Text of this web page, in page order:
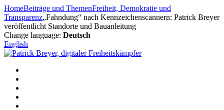
Zum
Inhalt
springen
HomeBeiträge und ThemenFreiheit, Demokratie und
Transparenz„Fahndung“ nach Kennzeichenscannern: Patrick Breyer
veröffentlicht Standorte und Bauanleitung
Change language: Deutsch
English